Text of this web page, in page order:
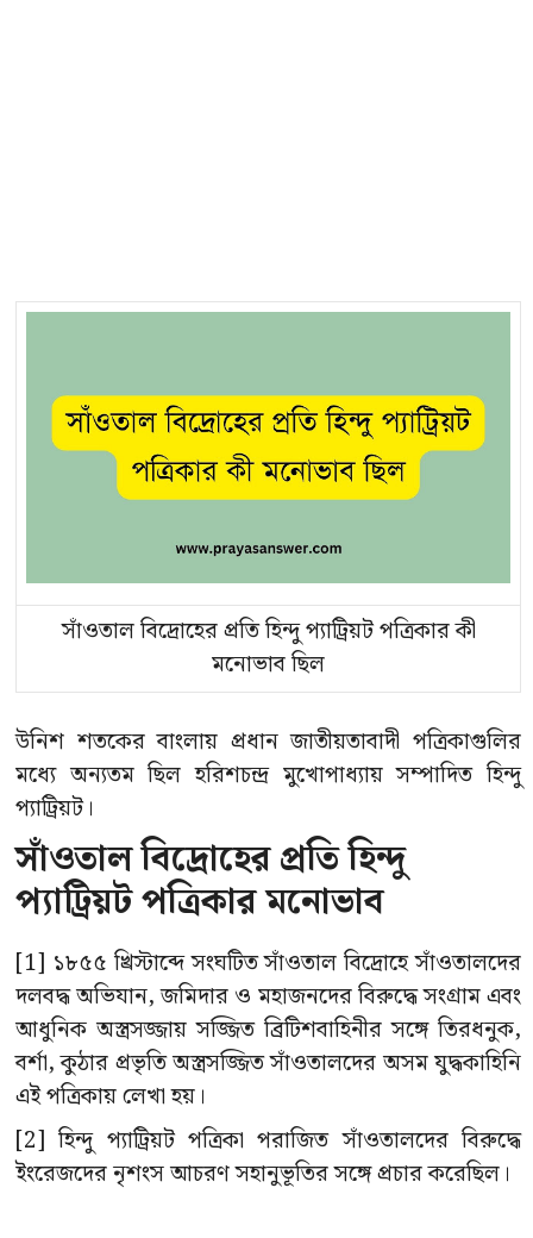
সাঁওতাল বিদ্রোহের প্রতি হিন্দু প্যাট্রিয়ট পত্রিকার কী
মনোভাব ছিল
উনিশ শতকের বাংলায় প্রধান জাতীয়তাবাদী পত্রিকাগুলির
মধ্যে অন্যতম ছিল হরিশচন্দ্র মুখোপাধ্যায় সম্পাদিত হিন্দু
প্যাট্রিয়ট।
সাঁওতাল বিদ্রোহের প্রতি হিন্দু
প্যাট্রিয়ট পত্রিকার মনোভাব
[1] ১৮৫৫ খ্রিস্টাব্দে সংঘটিত সাঁওতাল বিদ্রোহে সাঁওতালদের
দলবদ্ধ অভিযান, জমিদার ও মহাজনদের বিরুদ্ধে সংগ্রাম এবং
আধুনিক অস্ত্রসজ্জায় সজ্জিত ব্রিটিশবাহিনীর সঙ্গে তিরধনুক,
বর্শা, কুঠার প্রভৃতি অস্ত্রসজ্জিত সাঁওতালদের অসম যুদ্ধকাহিনি
এই পত্রিকায় লেখা হয়।
[2] হিন্দু প্যাট্রিয়ট পত্রিকা পরাজিত সাঁওতালদের বিরুদ্ধে
ইংরেজদের নৃশংস আচরণ সহানুভূতির সঙ্গে প্রচার করেছিল।